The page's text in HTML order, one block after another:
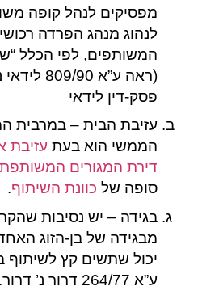
מפסיקים לנהל קופה
לנהוג מנהג הפרדה
המשותפים, לפי הכלל
(ראה ע”א
פסק-דין לידאי
עזיבת הבית – במרבית
הממשי הוא בעת עזיבת
דירת המגורים המשותפת
סופה של כוונת השיתוף.
בגידה – יש נסיבות
מבגידה של בן-הזוג
יכול שתשים קץ לשיתוף
ע”א 264/77 דרור נ’ דרור.